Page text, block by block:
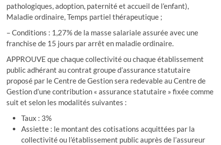
pathologiques, adoption, paternité et accueil de l’enfant),
Maladie ordinaire, Temps partiel thérapeutique ;
– Conditions : 1,27% de la masse salariale assurée avec une
franchise de 15 jours par arrêt en maladie ordinaire.
APPROUVE que chaque collectivité ou chaque établissement
public adhérant au contrat groupe d’assurance statutaire
proposé par le Centre de Gestion sera redevable au Centre de
Gestion d’une contribution « assurance statutaire » fixée comme
suit et selon les modalités suivantes :
Taux : 3%
Assiette : le montant des cotisations acquittées par la
collectivité ou l’établissement public auprès de l’assureur